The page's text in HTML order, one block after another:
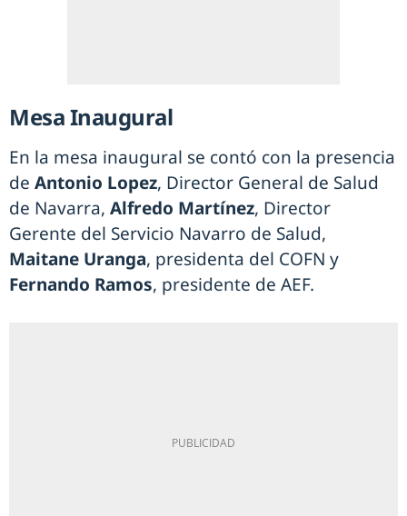
Mesa Inaugural
En la mesa inaugural se contó con la presencia
de Antonio Lopez, Director General de Salud
de Navarra, Alfredo Martínez, Director
Gerente del Servicio Navarro de Salud,
Maitane Uranga, presidenta del COFN y
Fernando Ramos, presidente de AEF.